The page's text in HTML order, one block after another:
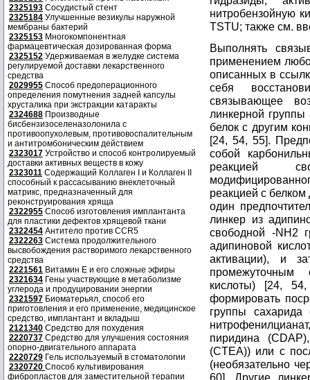
2325193 Сосудистый стент
2325184 Улучшенные везикулы наружной
мембраны бактерий
2325153 Многокомпонентная
фармацевтическая дозированная форма
2325152 Удерживаемая в желудке система
регулируемой доставки лекарственного
средства
2029955 Способ предоперационного
определения помутнения задней капсулы
хрусталика при экстракции катаракты
2324688 Производные
бисбензизоселеназолонила с
противоопухолевым, противовоспалительным
и антитромбоническим действием
2323017 Устройство и способ контролируемый
доставки активных веществ в кожу
2323011 Содержащий Коллаген I и Коллаген II
способный к рассасыванию внеклеточный
матрикс, предназначенный для
реконструирования хряща
2322955 Способ изготовления имплантанта
для пластики дефектов хрящевой ткани
2322454 Антитело против CCR5
2322263 Система продолжительного
высвобождения растворимого лекарственного
средства
2221561 Витамин Е и его сложные эфиры
2321634 Гены участвующие в метаболизме
углерода и продуцировании энергии
2321597 Биоматерьял, способ его
приготовления и его применение, медицинское
средство, имплантант и вкладыш
2121340 Средство для похудения
2220737 Средство для улучшения состояния
опорно-двигательного аппарата
2220729 Гель используемый в стоматологии
2320720 Способ культивирования
фибропластов для заместительной терапии
нитробензойную
TSTU; также см.
Выполнять
применением
описанных в
себя
связывающее
линкерной
белок с другим
[24, 54, 55].
собой
реакцией
реакцией с
один
линкер из
свободной -NH2
адипиновой
активации), и
промежуточным
кислоты) [24,
формировать
группы
пиридина
(CTEA)) или с
(необязательно
60]. Другие